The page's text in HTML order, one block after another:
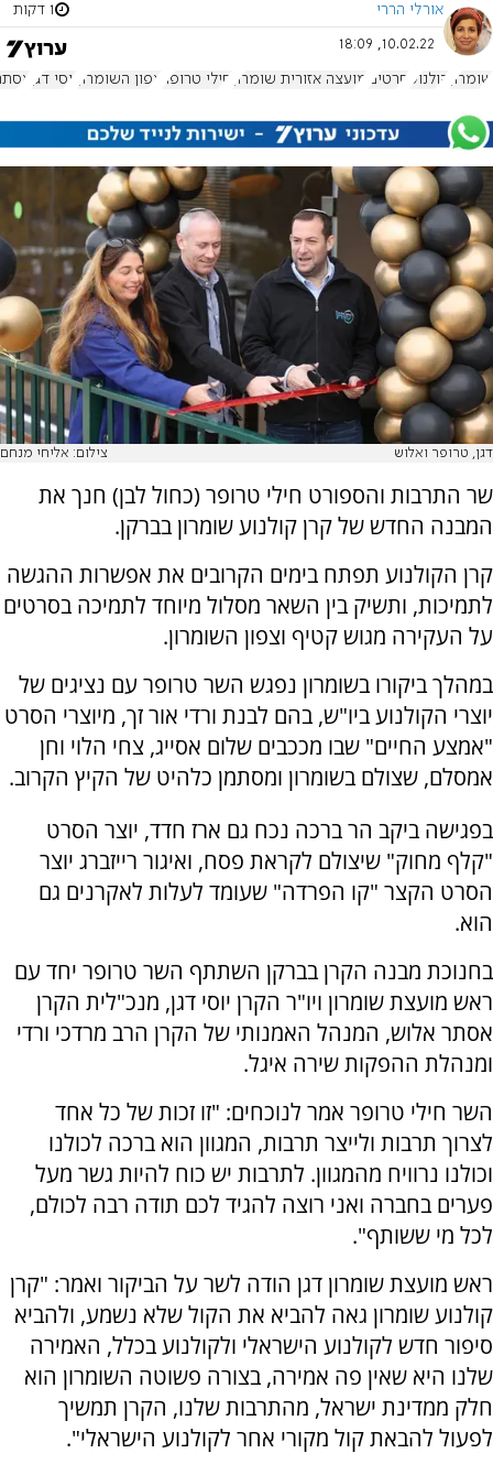
אורלי הררי 1 דקות
10.02.22, 18:09
שומרון קולנוע סרטים מועצה אזורית שומרון חילי טרופר צפון השומרון יוסי דגן
דגן, טרופר ואלוש צילום: אליחי מנחם
שר התרבות והספורט חילי טרופר (כחול לבן) חנך את
המבנה החדש של קרן קולנוע שומרון בברקן.
קרן הקולנוע תפתח בימים הקרובים את אפשרות ההגשה
לתמיכות, ותשיק בין השאר מסלול מיוחד לתמיכה בסרטים
על העקירה מגוש קטיף וצפון השומרון.
במהלך ביקורו בשומרון נפגש השר טרופר עם נציגים של
יוצרי הקולנוע ביו"ש, בהם לבנת ורדי אור זך, מיוצרי הסרט
"אמצע החיים" שבו מככבים שלום אסייג, צחי הלוי וחן
אמסלם, שצולם בשומרון ומסתמן כלהיט של הקיץ הקרוב.
בפגישה ביקב הר ברכה נכח גם ארז חדד, יוצר הסרט
"קלף מחוק" שיצולם לקראת פסח, ואיגור רייזברג יוצר
הסרט הקצר "קו הפרדה" שעומד לעלות לאקרנים גם
הוא.
בחנוכת מבנה הקרן בברקן השתתף השר טרופר יחד עם
ראש מועצת שומרון ויו"ר הקרן יוסי דגן, מנכ"לית הקרן
אסתר אלוש, המנהל האמנותי של הקרן הרב מרדכי ורדי
ומנהלת ההפקות שירה איגל.
השר חילי טרופר אמר לנוכחים: "זו זכות של כל אחד
לצרוך תרבות ולייצר תרבות, המגוון הוא ברכה לכולנו
וכולנו נרוויח מהמגוון. לתרבות יש כוח להיות גשר מעל
פערים בחברה ואני רוצה להגיד לכם תודה רבה לכולם,
לכל מי ששותף".
ראש מועצת שומרון דגן הודה לשר על הביקור ואמר: "קרן
קולנוע שומרון גאה להביא את הקול שלא נשמע, ולהביא
סיפור חדש לקולנוע הישראלי ולקולנוע בכלל, האמירה
שלנו היא שאין פה אמירה, בצורה פשוטה השומרון הוא
חלק ממדינת ישראל, מהתרבות שלנו, הקרן תמשיך
לפעול להבאת קול מקורי אחר לקולנוע הישראלי".